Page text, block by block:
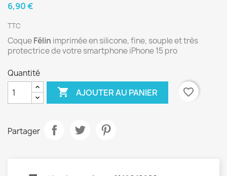
6,90 €
TTC
CoqueFélin imprimée en silicone, fine, souple et très
protectrice de votre smartphone iPhone 15 pro
Quantité
 AJOUTER AU PANIER favorite_border
Partager